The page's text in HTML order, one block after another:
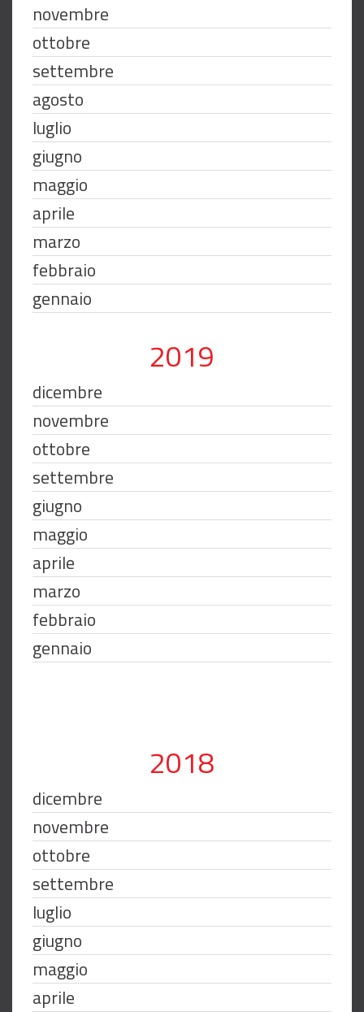
novembre
ottobre
settembre
agosto
luglio
giugno
maggio
aprile
marzo
febbraio
gennaio
2019
dicembre
novembre
ottobre
settembre
giugno
maggio
aprile
marzo
febbraio
gennaio
2018
dicembre
novembre
ottobre
settembre
luglio
giugno
maggio
aprile